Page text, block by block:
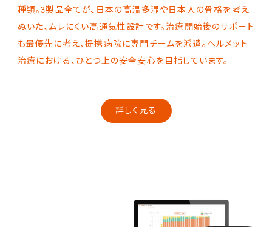
種類。3製品全てが、日本の高温多湿や日本人の骨格を考え
ぬいた、ムレにくい高通気性設計です。治療開始後のサポート
も最優先に考え、提携病院に専門チームを派遣。ヘルメット
治療における、ひとつ上の安全安心を目指しています。
詳しく見る